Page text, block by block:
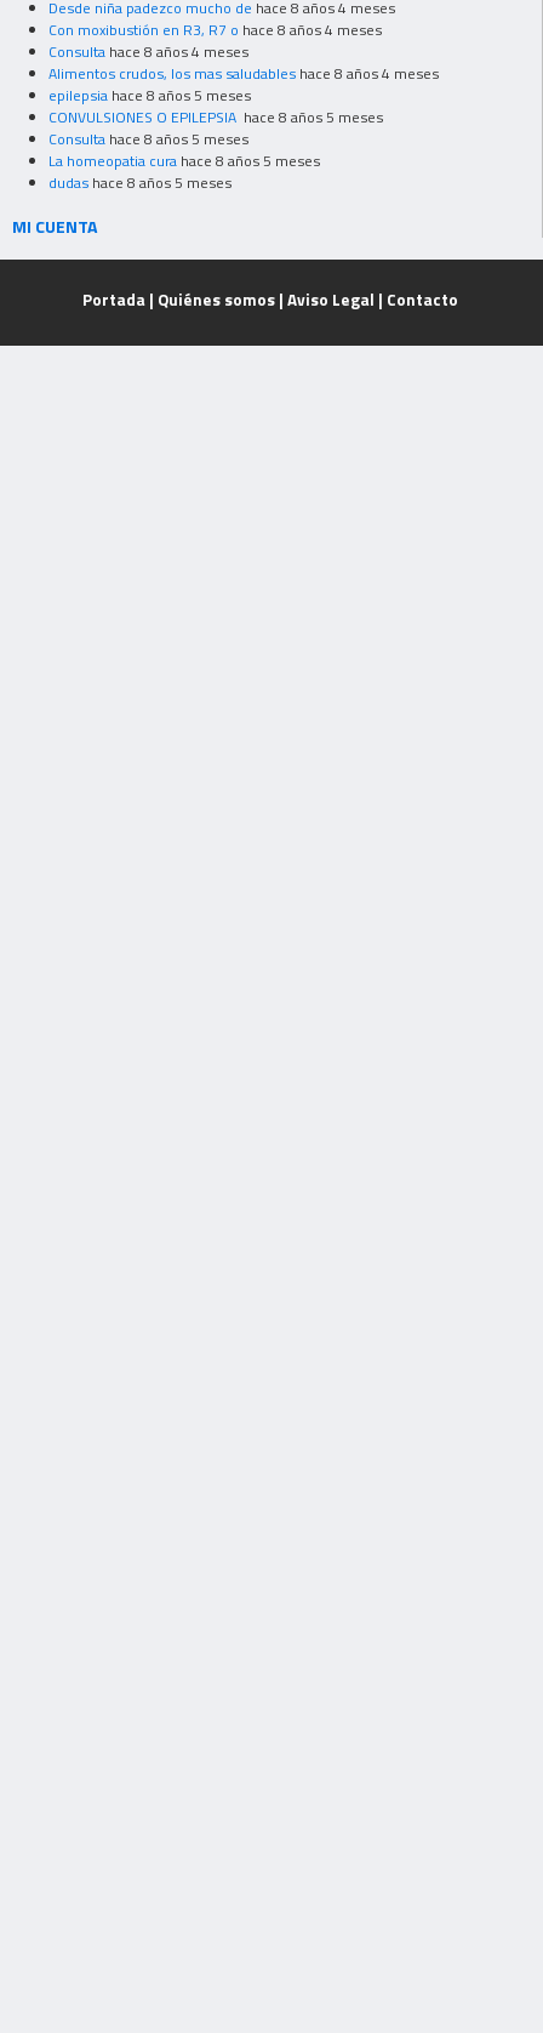
Desde niña padezco mucho de hace 8 años 4 meses
Con moxibustión en R3, R7 o hace 8 años 4 meses
Consulta hace 8 años 4 meses
Alimentos crudos, los mas saludables hace 8 años 4 meses
epilepsia hace 8 años 5 meses
CONVULSIONES O EPILEPSIA hace 8 años 5 meses
Consulta hace 8 años 5 meses
La homeopatia cura hace 8 años 5 meses
dudas hace 8 años 5 meses
MI CUENTA
Portada | Quiénes somos| Aviso Legal | Contacto